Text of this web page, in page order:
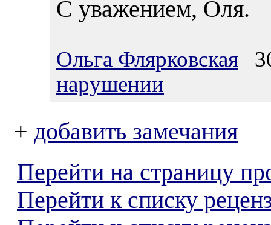
С уважением, Оля.
Ольга Флярковская
нарушении
+ добавить замечания
Перейти на страницу
Перейти к списку